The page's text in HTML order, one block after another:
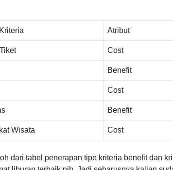
Atribut
Cost
Benefit
Cost
Benefit
Wisata Cost
dari tabel penerapan tipe kriteria benefit dan